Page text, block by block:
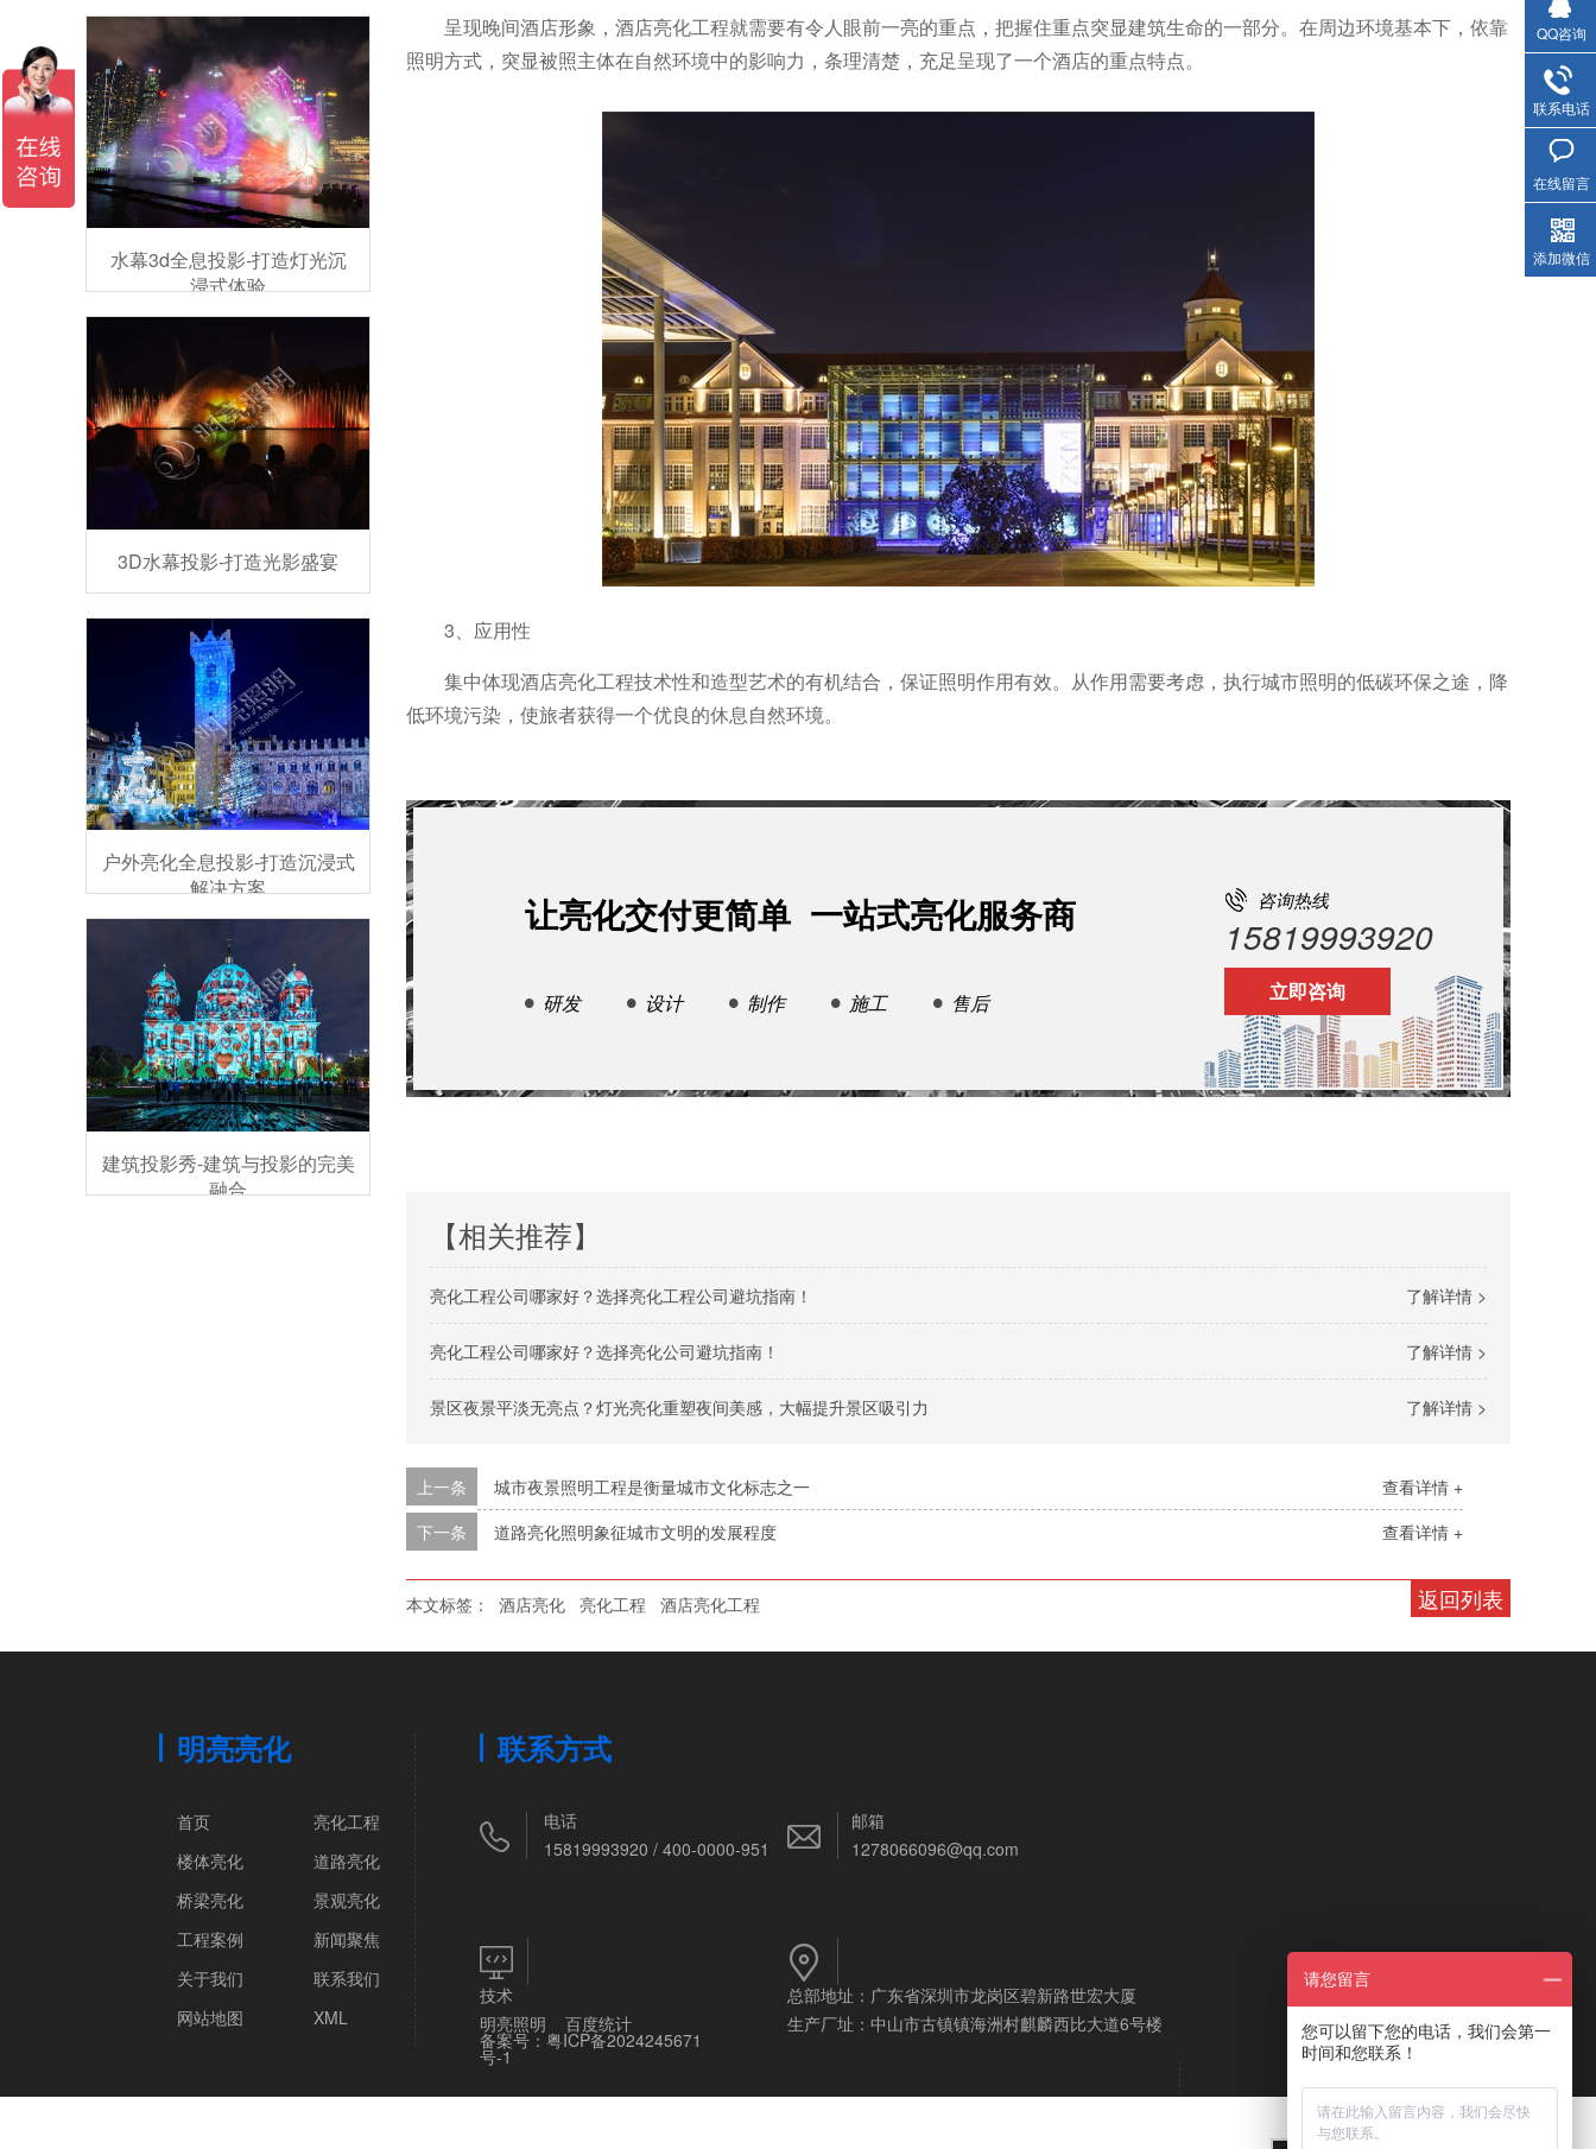
呈现晚间酒店形象，酒店亮化工程就需要有令人眼前一亮的重点，把握住重点突显建筑生命的一部分。在周边环境基本下，依靠
照明方式，突显被照主体在自然环境中的影响力，条理清楚，充足呈现了一个酒店的重点特点。
3、应用性
集中体现酒店亮化工程技术性和造型艺术的有机结合，保证照明作用有效。从作用需要考虑，执行城市照明的低碳环保之途，降
低环境污染，使旅者获得一个优良的休息自然环境。
让亮化交付更简单 一站式亮化服务商 咨询热线
15819993920
立即咨询
研发 设计 制作 施工 售后
【相关推荐】
了解详情 >
亮化工程公司哪家好？选择亮化工程公司避坑指南！
了解详情 >
亮化工程公司哪家好？选择亮化公司避坑指南！
了解详情 >
景区夜景平淡无亮点？灯光亮化重塑夜间美感，大幅提升景区吸引力
查看详情 +
上一条
城市夜景照明工程是衡量城市文化标志之一
查看详情 +
下一条 道路亮化照明象征城市文明的发展程度
返回列表
本文标签： 酒店亮化 亮化工程 酒店亮化工程
水幕3d全息投影-打造灯光沉
浸式体验
3D水幕投影-打造光影盛宴
户外亮化全息投影-打造沉浸式
解决方案
建筑投影秀-建筑与投影的完美
融合
明亮亮化
首页
亮化工程
楼体亮化
道路亮化
桥梁亮化
景观亮化
工程案例
新闻聚焦
关于我们
联系我们
网站地图
XML
联系方式
电话
15819993920 / 400-0000-951
邮箱
1278066096@qq.com
技术
明亮照明
百度统计
备案号：粤ICP备2024245671
号-1
总部地址：广东省深圳市龙岗区碧新路世宏大厦
生产厂址：中山市古镇镇海洲村麒麟西比大道6号楼
QQ咨询
联系电话
在线留言
添加微信
请您留言
您可以留下您的电话，我们会第一
时间和您联系！